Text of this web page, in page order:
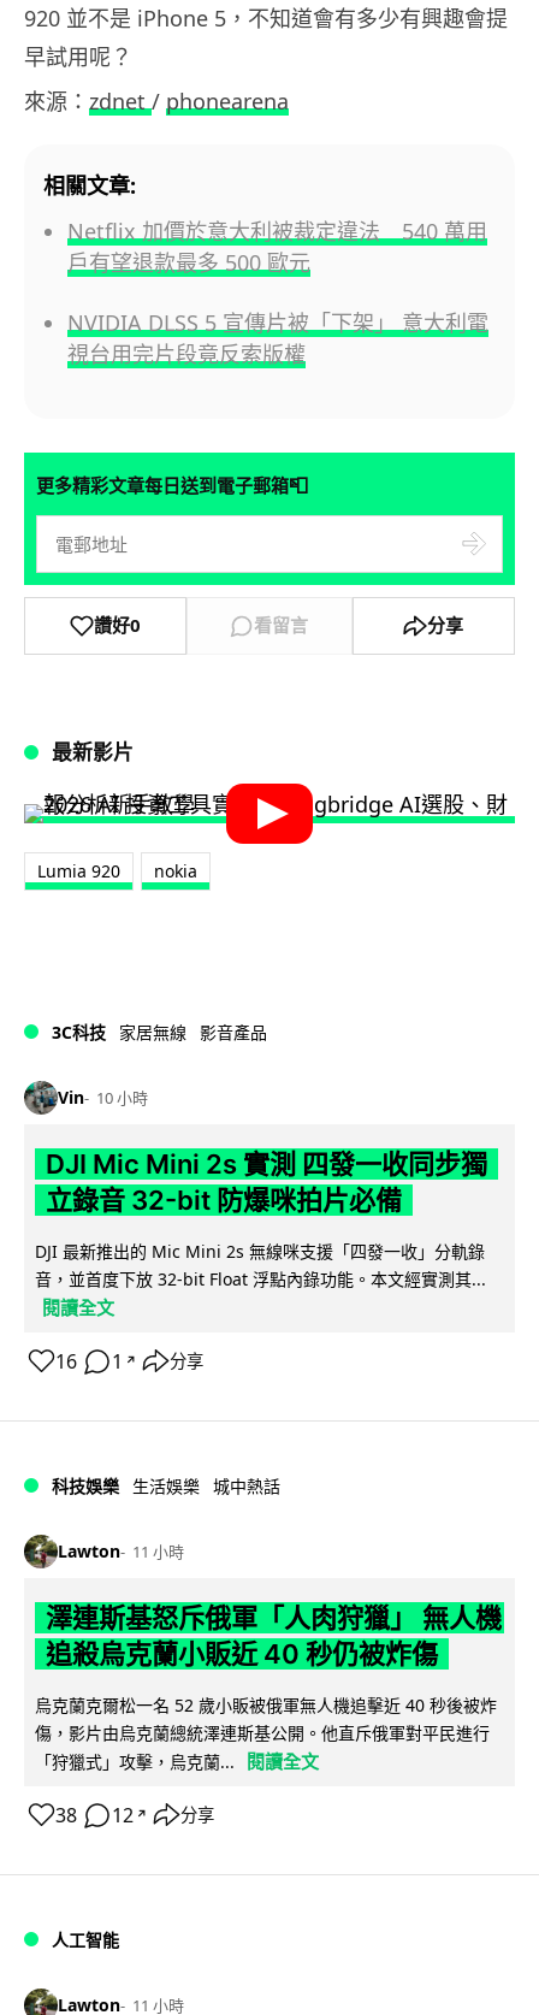
920 並不是 iPhone 5，不知道會有多少有興趣會提
早試用呢？
來源： zdnet/ phonearena
相關文章:
Netflix 加價於意大利被裁定違法 540 萬用
戶有望退款最多 500 歐元
NVIDIA DLSS 5 宣傳片被「下架」 意大利電
視台用完片段竟反索版權
更多精彩文章每日送到電子郵箱📮
讚好0 看留言 分享
最新影片
Lumia 920 nokia
3C科技 家居無線 影音產品
Vin 10 小時
DJI Mic Mini 2s 實測 四發一收同步獨
立錄音 32-bit 防爆咪拍片必備
DJI 最新推出的 Mic Mini 2s 無線咪支援「四發一收」分軌錄
音，並首度下放 32-bit Float 浮點內錄功能。本文經實測其...
閱讀全文
16 1 ↗ 分享
科技娛樂 生活娛樂 城中熱話
Lawton 11 小時
澤連斯基怒斥俄軍「人肉狩獵」 無人機
追殺烏克蘭小販近 40 秒仍被炸傷
烏克蘭克爾松一名 52 歲小販被俄軍無人機追擊近 40 秒後被炸
傷，影片由烏克蘭總統澤連斯基公開。他直斥俄軍對平民進行
「狩獵式」攻擊，烏克蘭...
閱讀全文
38 12 ↗ 分享
人工智能
Lawton 11 小時